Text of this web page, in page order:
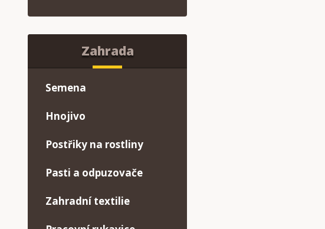
Zahrada
Semena
Hnojivo
Postřiky na rostliny
Pasti a odpuzovače
Zahradní textilie